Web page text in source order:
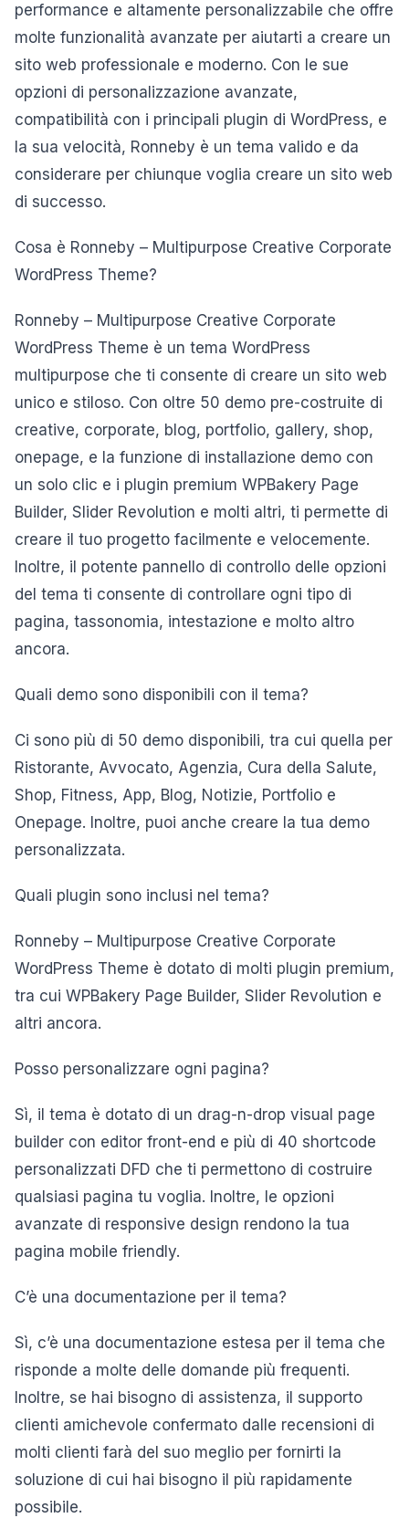
performance e altamente personalizzabile che offre
molte funzionalità avanzate per aiutarti a creare un
sito web professionale e moderno. Con le sue
opzioni di personalizzazione avanzate,
compatibilità con i principali plugin di WordPress, e
la sua velocità, Ronneby è un tema valido e da
considerare per chiunque voglia creare un sito web
di successo.
Cosa è Ronneby – Multipurpose Creative Corporate
WordPress Theme?
Ronneby – Multipurpose Creative Corporate
WordPress Theme è un tema WordPress
multipurpose che ti consente di creare un sito web
unico e stiloso. Con oltre 50 demo pre-costruite di
creative, corporate, blog, portfolio, gallery, shop,
onepage, e la funzione di installazione demo con
un solo clic e i plugin premium WPBakery Page
Builder, Slider Revolution e molti altri, ti permette di
creare il tuo progetto facilmente e velocemente.
Inoltre, il potente pannello di controllo delle opzioni
del tema ti consente di controllare ogni tipo di
pagina, tassonomia, intestazione e molto altro
ancora.
Quali demo sono disponibili con il tema?
Ci sono più di 50 demo disponibili, tra cui quella per
Ristorante, Avvocato, Agenzia, Cura della Salute,
Shop, Fitness, App, Blog, Notizie, Portfolio e
Onepage. Inoltre, puoi anche creare la tua demo
personalizzata.
Quali plugin sono inclusi nel tema?
Ronneby – Multipurpose Creative Corporate
WordPress Theme è dotato di molti plugin premium,
tra cui WPBakery Page Builder, Slider Revolution e
altri ancora.
Posso personalizzare ogni pagina?
Sì, il tema è dotato di un drag-n-drop visual page
builder con editor front-end e più di 40 shortcode
personalizzati DFD che ti permettono di costruire
qualsiasi pagina tu voglia. Inoltre, le opzioni
avanzate di responsive design rendono la tua
pagina mobile friendly.
C’è una documentazione per il tema?
Sì, c’è una documentazione estesa per il tema che
risponde a molte delle domande più frequenti.
Inoltre, se hai bisogno di assistenza, il supporto
clienti amichevole confermato dalle recensioni di
molti clienti farà del suo meglio per fornirti la
soluzione di cui hai bisogno il più rapidamente
possibile.